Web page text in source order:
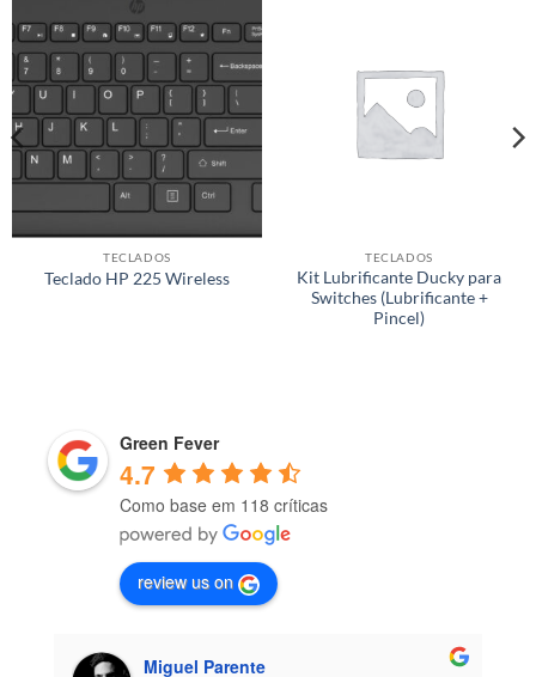
TECLADOS
Teclado HP 225 Wireless
TECLADOS
Kit Lubrificante Ducky para
Switches (Lubrificante +
Pincel)
Green Fever
4.7
Como base em 118 críticas
review us on
Miguel Parente